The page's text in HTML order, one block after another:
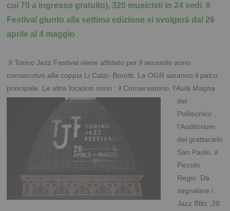
cui 70 a ingresso gratuito), 320 musicisti in 24 sedi. Il
Festival giunto alla settima edizione si svolgerà dal 26
aprile al 4 maggio
Il Torino Jazz Festival viene affidato per il secondo anno
consecutivo alla coppia Li Calzi- Borotti. Le OGR saranno il palco
principale. Le altre location sono : il Conservatorio, l’Aula Magna
del
Politecnico ,
l’Auditorium
del grattacielo
San Paolo, il
Piccolo
Regio. Da
segnalare i
Jazz Blitz ,20